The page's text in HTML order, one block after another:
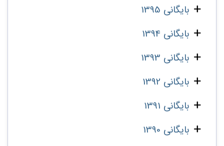
بایگانی 1395
بایگانی 1394
بایگانی 1393
بایگانی 1392
بایگانی 1391
بایگانی 1390